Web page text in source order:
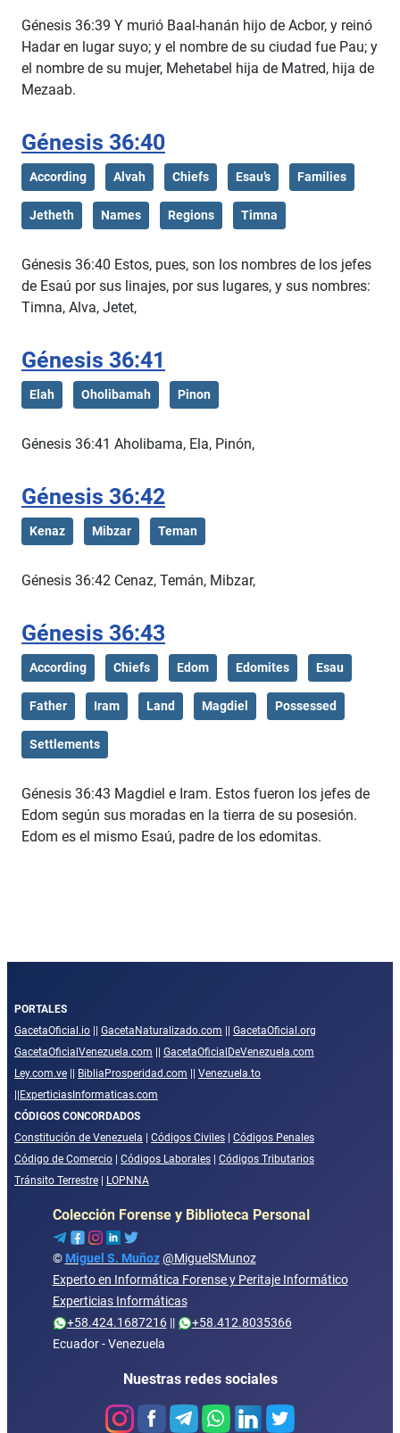
Génesis 36:39 Y murió Baal-hanán hijo de Acbor, y reinó
Hadar en lugar suyo; y el nombre de su ciudad fue Pau; y
el nombre de su mujer, Mehetabel hija de Matred, hija de
Mezaab.
Génesis 36:40
According Alvah Chiefs Esau’s Families
Jetheth Names Regions Timna
Génesis 36:40 Estos, pues, son los nombres de los jefes
de Esaú por sus linajes, por sus lugares, y sus nombres:
Timna, Alva, Jetet,
Génesis 36:41
Elah Oholibamah Pinon
Génesis 36:41 Aholibama, Ela, Pinón,
Génesis 36:42
Kenaz Mibzar Teman
Génesis 36:42 Cenaz, Temán, Mibzar,
Génesis 36:43
According Chiefs Edom Edomites Esau
Father Iram Land Magdiel Possessed
Settlements
Génesis 36:43 Magdiel e Iram. Estos fueron los jefes de
Edom según sus moradas en la tierra de su posesión.
Edom es el mismo Esaú, padre de los edomitas.
PORTALES
GacetaOficial.io
GacetaNaturalizado.com
GacetaOficial.org
GacetaOficialVenezuela.com
GacetaOficialDeVenezuela.com
Ley.com.ve
BibliaProsperidad.com
Venezuela.to
ExperticiasInformaticas.com
CÓDIGOS CONCORDADOS
Constitución de Venezuela
Códigos Civiles
Códigos Penales
Código de Comercio
Códigos Laborales
Códigos Tributarios
Tránsito Terrestre
LOPNNA
Colección Forense y Biblioteca Personal
© Miguel S. Muñoz @MiguelSMunoz
Experto en Informática Forense y Peritaje Informático
Experticias Informáticas
+58.424.1687216||
+58.412.8035366
Ecuador - Venezuela
Nuestras redes sociales